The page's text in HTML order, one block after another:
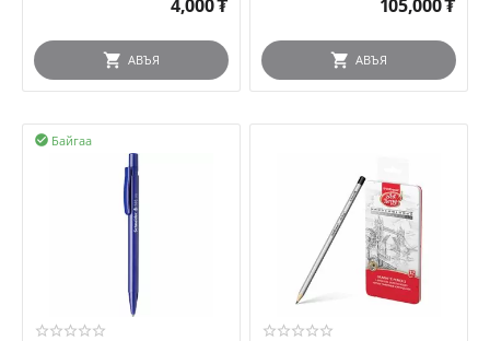
4,000₮
АВЪЯ
105,000₮
АВЪЯ
Байгаа
